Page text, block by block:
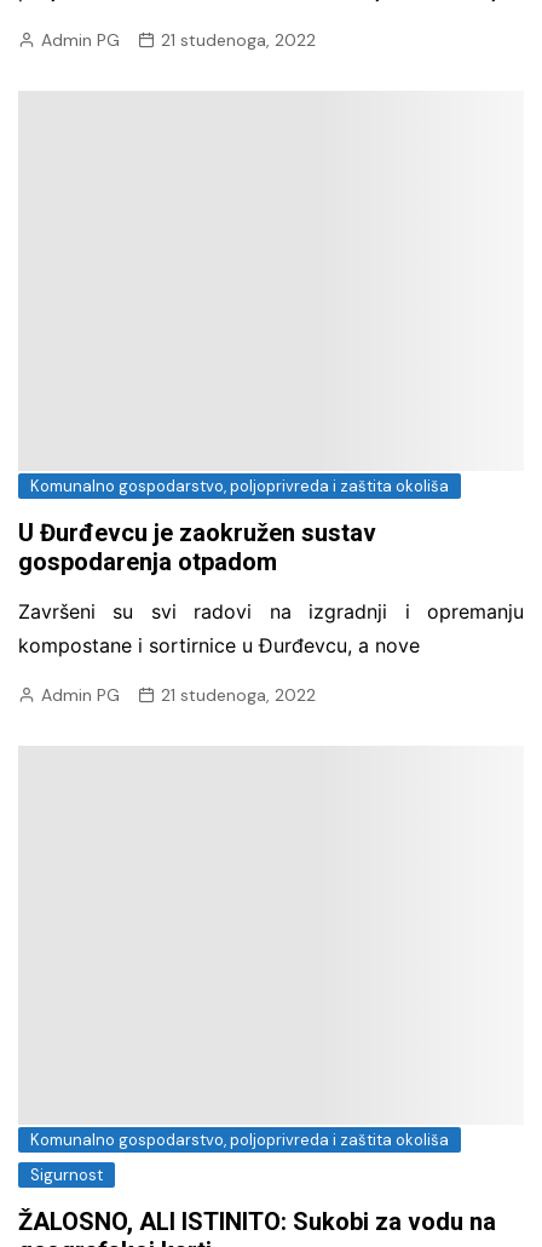
Admin PG 21 studenoga, 2022
Komunalno gospodarstvo, poljoprivreda i zaštita okoliša
U Đurđevcu je zaokružen sustav
gospodarenja otpadom
Završeni su svi radovi na izgradnji i opremanju
kompostane i sortirnice u Đurđevcu, a nove
Admin PG 21 studenoga, 2022
Komunalno gospodarstvo, poljoprivreda i zaštita okoliša
Sigurnost
ŽALOSNO, ALI ISTINITO: Sukobi za vodu na